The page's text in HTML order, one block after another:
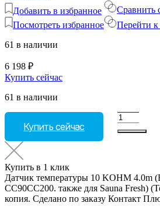
Добавить в избранное
Посмотреть избранное
Сравнить
Перейти
61 в наличии
6 198 ₽
Купить сейчас
61 в наличии
Купить сейчас
Количество
4.0m
(Все
СС
Купить в 1 клик
Датчик температуры 10 KOHM 4.0m
CC90CC200. также для Sauna Fresh)
копия. Cделано по заказу Контакт